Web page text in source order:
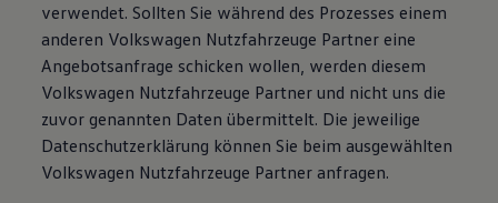
verwendet. Sollten Sie während des Prozesses einem
anderen Volkswagen Nutzfahrzeuge Partner eine
Angebotsanfrage schicken wollen, werden diesem
Volkswagen Nutzfahrzeuge Partner und nicht uns die
zuvor genannten Daten übermittelt. Die jeweilige
Datenschutzerklärung können Sie beim ausgewählten
Volkswagen Nutzfahrzeuge Partner anfragen.